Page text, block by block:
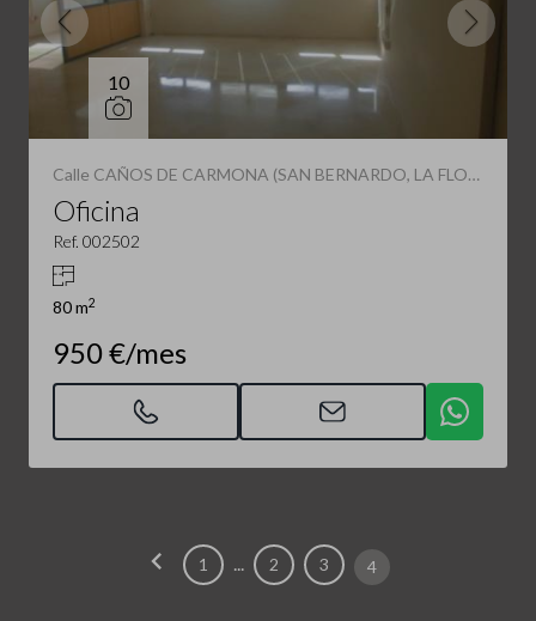
10
Calle CAÑOS DE CARMONA (SAN BERNARDO, LA FLORIDA)
Oficina
Ref. 002502
80 m2
950 €/mes
chevron_left 1 ... 2 3 4